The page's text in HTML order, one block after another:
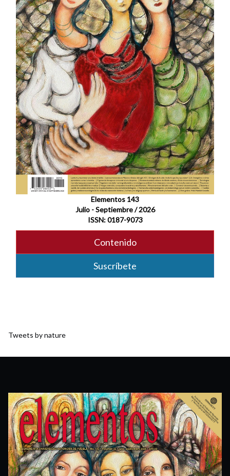
Elementos 143
Julio - Septiembre / 2026
ISSN: 0187-9073
Contenido
Suscríbete
Tweets by nature